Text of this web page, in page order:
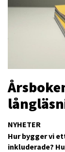
NYHETER
Hur bygger vi
inkluderade?